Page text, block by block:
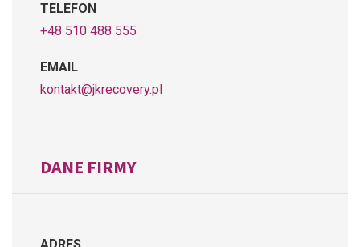
TELEFON
+48 510 488 555
EMAIL
kontakt@jkrecovery.pl
DANE FIRMY